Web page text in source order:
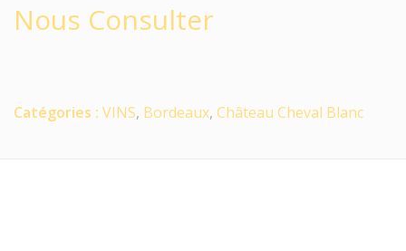
Nous Consulter
Catégories : VINS, Bordeaux, Château Cheval Blanc